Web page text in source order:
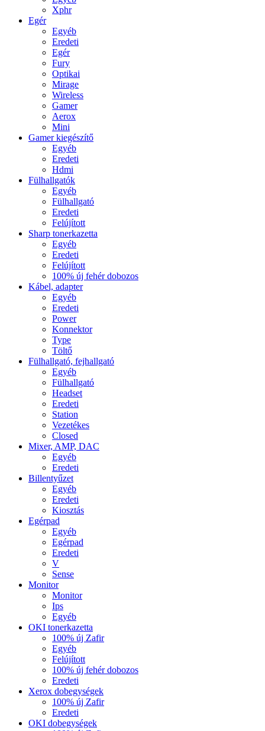
Xphr
Egér
Egyéb
Eredeti
Egér
Fury
Optikai
Mirage
Wireless
Gamer
Aerox
Mini
Gamer kiegészítő
Egyéb
Eredeti
Hdmi
Fülhallgatók
Egyéb
Fülhallgató
Eredeti
Felújított
Sharp tonerkazetta
Egyéb
Eredeti
Felújított
100% új fehér dobozos
Kábel, adapter
Egyéb
Eredeti
Power
Konnektor
Type
Töltő
Fülhallgató, fejhallgató
Egyéb
Fülhallgató
Headset
Eredeti
Station
Vezetékes
Closed
Mixer, AMP, DAC
Egyéb
Eredeti
Billentyűzet
Egyéb
Eredeti
Kiosztás
Egérpad
Egyéb
Egérpad
Eredeti
V
Sense
Monitor
Monitor
Ips
Egyéb
OKI tonerkazetta
100% új Zafir
Egyéb
Felújított
100% új fehér dobozos
Eredeti
Xerox dobegységek
100% új Zafir
Eredeti
OKI dobegységek